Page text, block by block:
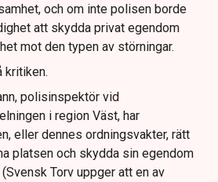
och om inte polisen borde
att skydda privat egendom
mot den typen av störningar.
kritiken.
polisinspektör vid
i region Väst, har
eller dennes ordningsvakter, rätt
platsen och skydda sin egendom
Torv uppger att en av